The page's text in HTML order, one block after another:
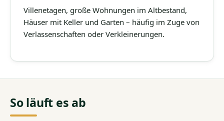
Villenetagen, große Wohnungen im Altbestand,
Häuser mit Keller und Garten – häufig im Zuge von
Verlassenschaften oder Verkleinerungen.
So läuft es ab